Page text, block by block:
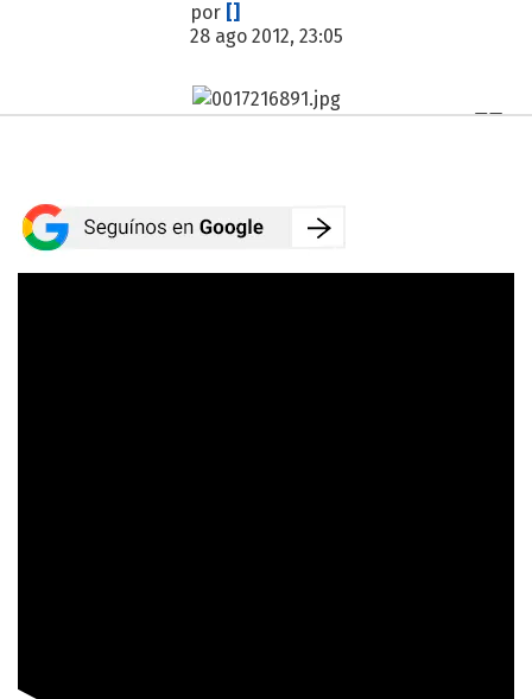
por []
28 ago 2012, 23:05